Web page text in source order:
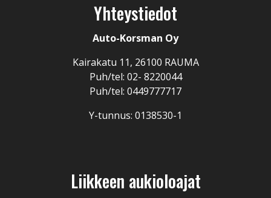
Yhteystiedot
Auto-Korsman Oy
Kairakatu 11, 26100 RAUMA
Puh/tel: 02- 8220044
Puh/tel: 0449777717
Y-tunnus: 0138530-1
Liikkeen aukioloajat